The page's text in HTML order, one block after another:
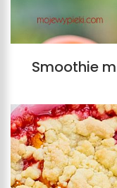
Smoothie